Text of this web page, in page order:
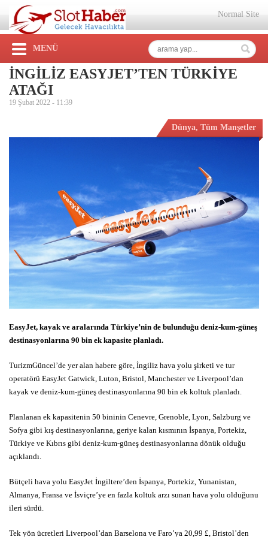
Normal Site
MENÜ
İNGİLİZ EASYJET’TEN TÜRKİYE
ATAĞI
19 Şubat 2022 - 11:39
Dünya, Tüm Manşetler
EasyJet, kayak ve aralarında Türkiye’nin de bulunduğu deniz-kum-güneş
destinasyonlarına 90 bin ek kapasite planladı.
TurizmGüncel’de yer alan habere göre, İngiliz hava yolu şirketi ve tur
operatörü EasyJet Gatwick, Luton, Bristol, Manchester ve Liverpool’dan
kayak ve deniz-kum-güneş destinasyonlarına 90 bin ek koltuk planladı.
Planlanan ek kapasitenin 50 bininin Cenevre, Grenoble, Lyon, Salzburg ve
Sofya gibi kış destinasyonlarına, geriye kalan kısmının İspanya, Portekiz,
Türkiye ve Kıbrıs gibi deniz-kum-güneş destinasyonlarına dönük olduğu
açıklandı.
Bütçeli hava yolu EasyJet İngiltere’den İspanya, Portekiz, Yunanistan,
Almanya, Fransa ve İsviçre’ye en fazla koltuk arzı sunan hava yolu olduğunu
ileri sürdü.
Tek yön ücretleri Liverpool’dan Barselona ve Faro’ya 20,99 £, Bristol’den